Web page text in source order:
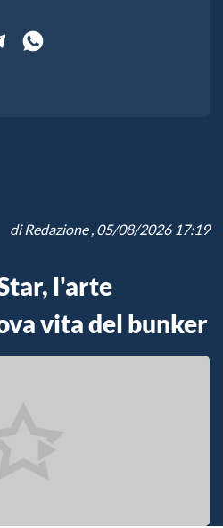
diRedazione, 05/08/2026 17:19
l'arte
vita del bunker